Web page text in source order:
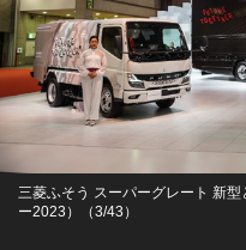
三菱ふそう スーパーグレート 新
ー2023）（3/43）